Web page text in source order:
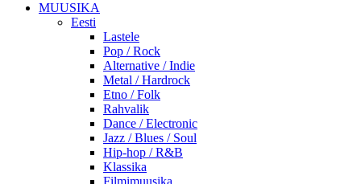
MUUSIKA
Eesti
Lastele
Pop / Rock
Alternative / Indie
Metal / Hardrock
Etno / Folk
Rahvalik
Dance / Electronic
Jazz / Blues / Soul
Hip-hop / R&B
Klassika